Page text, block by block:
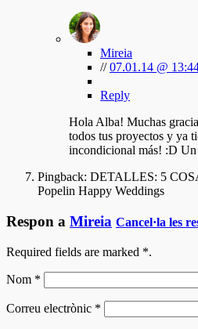
Mireia
//07.01.14 @
Reply
Hola Alba! Muchas
todos tus proyectos y ya
incondicional más! :D Un
Pingback: DETALLES: 5
Popelin Happy Weddings
Respon a Mireia Cancel·la les
Required fields are marked *.
Nom *
Correu electrònic *